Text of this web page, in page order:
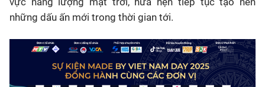
những dấu ấn mới trong thời gian tới.